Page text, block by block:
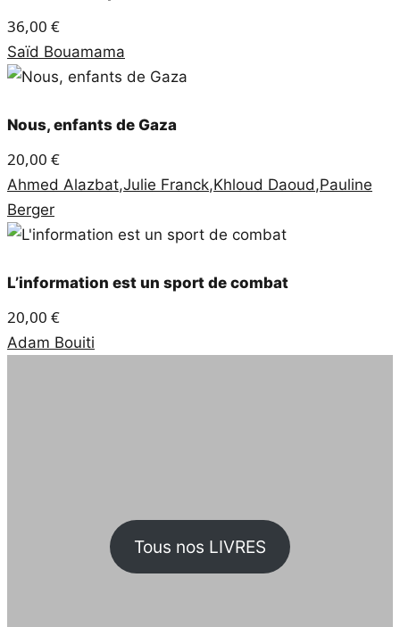
36,00 €
Saïd Bouamama
Nous, enfants de Gaza
20,00 €
Ahmed Alazbat,Julie Franck,Khloud Daoud,Pauline
Berger
L’information est un sport de combat
20,00 €
Adam Bouiti
Tous nos LIVRES